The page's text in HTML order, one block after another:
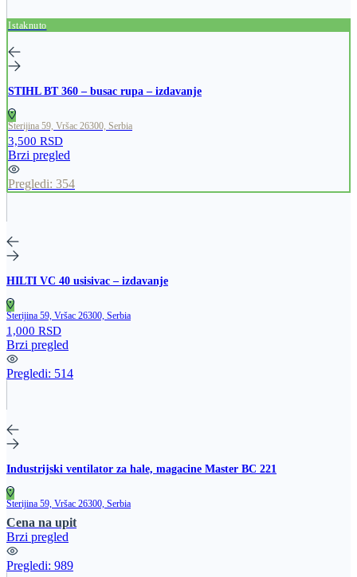
Istaknuto
STIHL BT 360 – busac rupa – izdavanje
Sterijina 59, Vršac 26300, Serbia
3,500 RSD
Brzi pregled
Pregledi: 354
HILTI VC 40 usisivac – izdavanje
Sterijina 59, Vršac 26300, Serbia
1,000 RSD
Brzi pregled
Pregledi: 514
Industrijski ventilator za hale, magacine Master BC 221
Sterijina 59, Vršac 26300, Serbia
Cena na upit
Brzi pregled
Pregledi: 989